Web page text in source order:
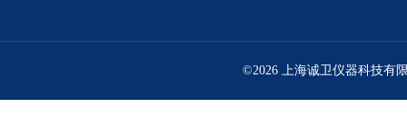
©2026 上海诚卫仪器科技有